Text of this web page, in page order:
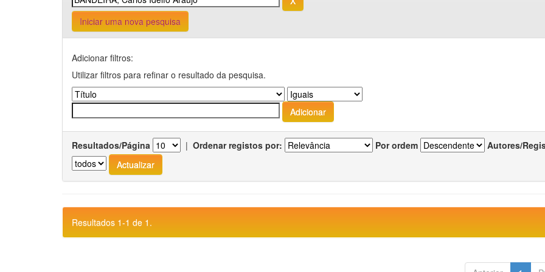
Iniciar uma nova pesquisa
Adicionar filtros:
Utilizar filtros para refinar o resultado da pesquisa.
Resultados/Página | Ordenar registos por: Por ordem Autores/
Resultados 1-1 de 1.